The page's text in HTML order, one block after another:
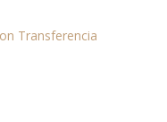
Transferencia